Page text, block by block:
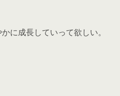
に成長していって欲しい。